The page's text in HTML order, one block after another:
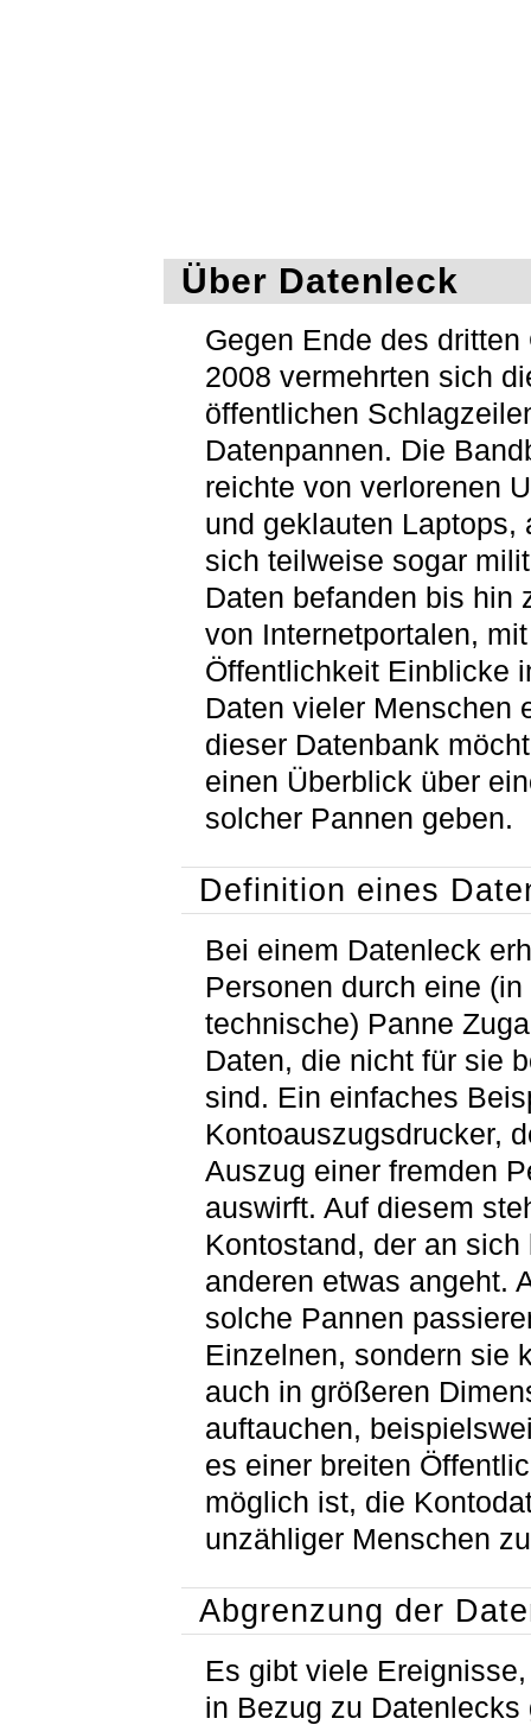
Über Datenleck
Gegen Ende des dritten
2008 vermehrten sich
öffentlichen
Datenpannen. Die
reichte von verlorenen
und geklauten Laptops,
sich teilweise sogar
Daten befanden bis hin
von Internetportalen,
Öffentlichkeit Einblicke
Daten vieler Menschen
dieser Datenbank
einen Überblick über
solcher Pannen geben.
Definition eines
Bei einem Datenleck
Personen durch eine
technische) Panne
Daten, die nicht für sie
sind. Ein einfaches
Kontoauszugsdrucker,
Auszug einer fremden
auswirft. Auf diesem
Kontostand, der an sich
anderen etwas angeht.
solche Pannen
Einzelnen, sondern sie
auch in größeren
auftauchen,
es einer breiten
möglich ist, die
unzähliger Menschen
Abgrenzung der
Es gibt viele
in Bezug zu Datenlecks